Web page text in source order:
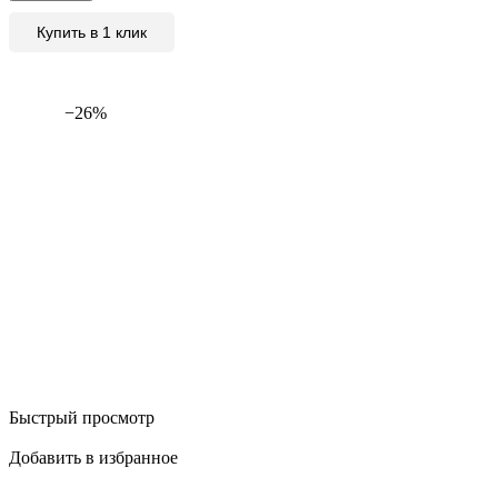
Купить в 1 клик
−26%
Быстрый просмотр
Добавить в избранное